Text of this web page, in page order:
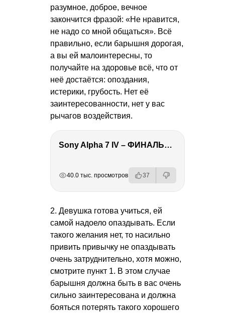
разумное, доброе, вечное
закончится фразой: «Не нравится,
не надо со мной общаться». Всё
правильно, если барышня дорогая,
а вы ей малоинтересны, то
получайте на здоровье всё, что от
неё достаётся: опоздания,
истерики, грубость. Нет её
заинтересованности, нет у вас
рычагов воздействия.
Sony Alpha 7 IV – ФИНАЛЬНЫЙ ОБЗОР
40.0 тыс. просмотров 37
2. Девушка готова учиться, ей
самой надоело опаздывать. Если
такого желания нет, то насильно
привить привычку не опаздывать
очень затруднительно, хотя можно,
смотрите пункт 1. В этом случае
барышня должна быть в вас очень
сильно заинтересована и должна
бояться потерять такого хорошего